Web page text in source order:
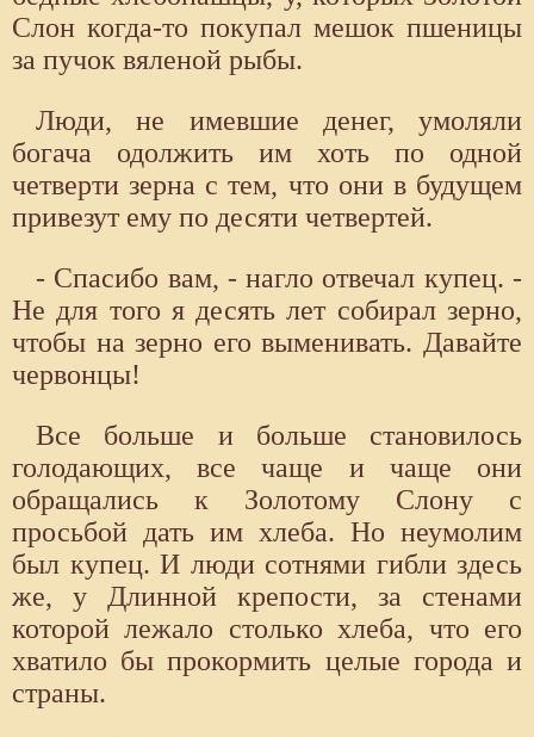
Слон когда-то покупал мешок пшеницы
за пучок вяленой рыбы.
Люди, не имевшие денег, умоляли
богача одолжить им хоть по одной
четверти зерна с тем, что они в будущем
привезут ему по десяти четвертей.
- Спасибо вам, - нагло отвечал купец. -
Не для того я десять лет собирал зерно,
чтобы на зерно его выменивать. Давайте
червонцы!
Все больше и больше становилось
голодающих, все чаще и чаще они
обращались к Золотому Слону с
просьбой дать им хлеба. Но неумолим
был купец. И люди сотнями гибли здесь
же, у Длинной крепости, за стенами
которой лежало столько хлеба, что его
хватило бы прокормить целые города и
страны.